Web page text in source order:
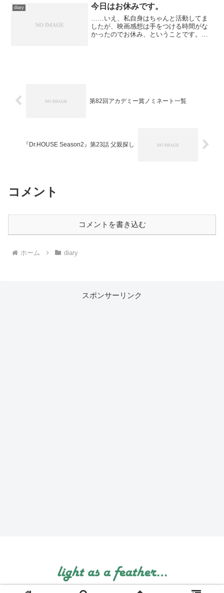
げる…… ギャンブルの内...
diary 今日はお休みです。
……いえ、私自身はちゃんと活動してま
したが、映画感想は手をつける時間がな
かったのでお休み、ということです。
第82回アカデミー賞ノミネート一覧
『Dr.HOUSE Season2』第23話 父親探し
コメント
コメントを書き込む
ホーム diary
スポンサーリンク